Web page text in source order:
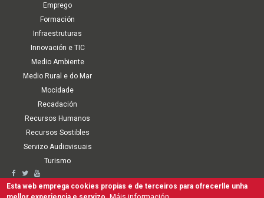
Emprego
Formación
Infraestruturas
Innovación e TIC
Medio Ambiente
Medio Rural e do Mar
Mocidade
Recadación
Recursos Humanos
Recursos Sostibles
Servizo Audiovisuais
Turismo
Second
Accesibilidade Aviso Legal Política de cookies Termos de Uso
Mapa Web Canle interna de comunicación, denuncia e antifraude
Esta web emprega cookies propias e de terceiros para ofrecerlle unha